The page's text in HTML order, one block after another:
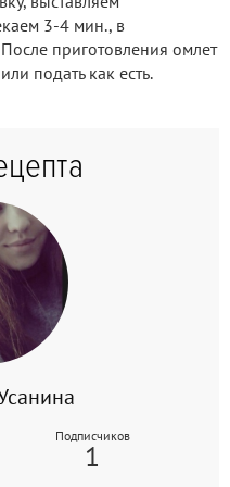
3-4 мин., в
приготовления омлет
подать как есть.
Подписчиков
1